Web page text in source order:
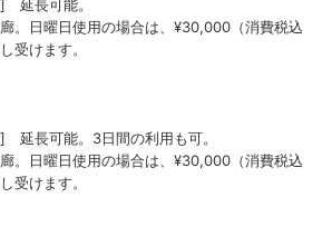
延長可能。
。日曜日使用の場合は、¥30,000（消費税込
受けます。
長可能。3日間の利用も可。
。日曜日使用の場合は、¥30,000（消費税込
受けます。